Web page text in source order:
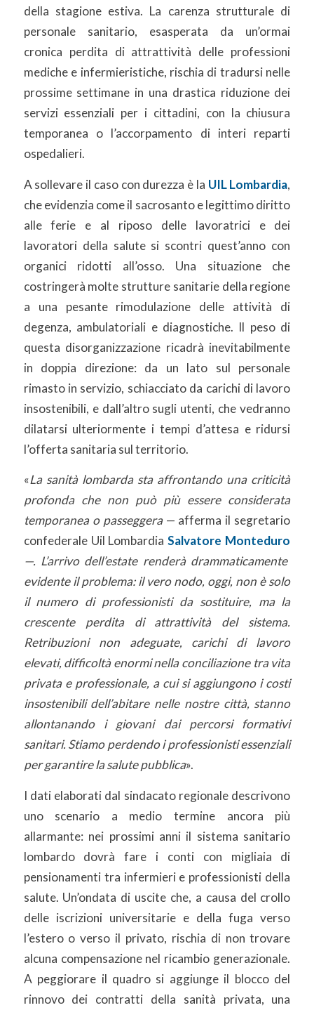
della stagione estiva. La carenza strutturale di
personale sanitario, esasperata da un’ormai
cronica perdita di attrattività delle professioni
mediche e infermieristiche, rischia di tradursi nelle
prossime settimane in una drastica riduzione dei
servizi essenziali per i cittadini, con la chiusura
temporanea o l’accorpamento di interi reparti
ospedalieri.
A sollevare il caso con durezza è la UIL Lombardia,
che evidenzia come il sacrosanto e legittimo diritto
alle ferie e al riposo delle lavoratrici e dei
lavoratori della salute si scontri quest’anno con
organici ridotti all’osso. Una situazione che
costringerà molte strutture sanitarie della regione
a una pesante rimodulazione delle attività di
degenza, ambulatoriali e diagnostiche. Il peso di
questa disorganizzazione ricadrà inevitabilmente
in doppia direzione: da un lato sul personale
rimasto in servizio, schiacciato da carichi di lavoro
insostenibili, e dall’altro sugli utenti, che vedranno
dilatarsi ulteriormente i tempi d’attesa e ridursi
l’offerta sanitaria sul territorio.
«La sanità lombarda sta affrontando una criticità
profonda che non può più essere considerata
temporanea o passeggera — afferma il segretario
confederale Uil LombardiaSalvatore Monteduro
—. L’arrivo dell’estate renderà drammaticamente
evidente il problema: il vero nodo, oggi, non è solo
il numero di professionisti da sostituire, ma la
crescente perdita di attrattività del sistema.
Retribuzioni non adeguate, carichi di lavoro
elevati, difficoltà enormi nella conciliazione tra vita
privata e professionale, a cui si aggiungono i costi
insostenibili dell’abitare nelle nostre città, stanno
allontanando i giovani dai percorsi formativi
sanitari. Stiamo perdendo i professionisti essenziali
per garantire la salute pubblica».
I dati elaborati dal sindacato regionale descrivono
uno scenario a medio termine ancora più
allarmante: nei prossimi anni il sistema sanitario
lombardo dovrà fare i conti con migliaia di
pensionamenti tra infermieri e professionisti della
salute. Un’ondata di uscite che, a causa del crollo
delle iscrizioni universitarie e della fuga verso
l’estero o verso il privato, rischia di non trovare
alcuna compensazione nel ricambio generazionale.
A peggiorare il quadro si aggiunge il blocco del
rinnovo dei contratti della sanità privata, una